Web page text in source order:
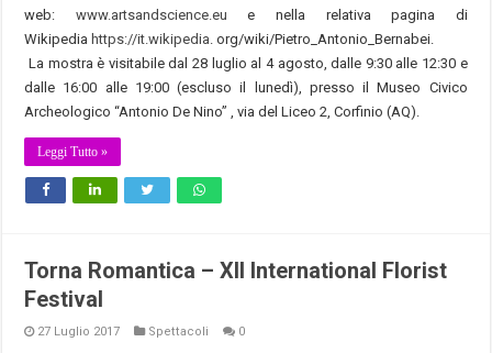
web: www.artsandscience.eu e nella relativa pagina di
Wikipedia https://it.wikipedia . org/wiki/Pietro_Antonio_Bernabei.
La mostra è visitabile dal 28 luglio al 4 agosto, dalle 9:30 alle 12:30 e
dalle 16:00 alle 19:00 (escluso il lunedì), presso il Museo Civico
Archeologico “Antonio De Nino” , via del Liceo 2, Corfinio (AQ).
Leggi Tutto »
Torna Romantica – XII International Florist
Festival
27 Luglio 2017 Spettacoli 0